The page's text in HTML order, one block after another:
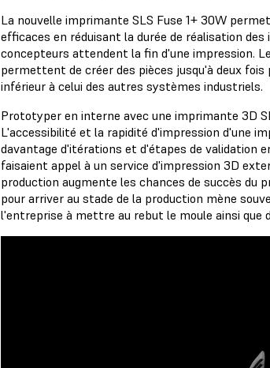
La nouvelle imprimante SLS Fuse 1+ 30W
efficaces en réduisant la durée de réalisation
concepteurs attendent la fin d'une impression.
permettent de créer des pièces jusqu'à deux
inférieur à celui des autres systèmes industriels.
Prototyper en interne avec une imprimante 3D
L'accessibilité et la rapidité d'impression d'une
davantage d'itérations et d'étapes de validation
faisaient appel à un service d'impression 3D
production augmente les chances de succès du
pour arriver au stade de la production mène
l'entreprise à mettre au rebut le moule ainsi que